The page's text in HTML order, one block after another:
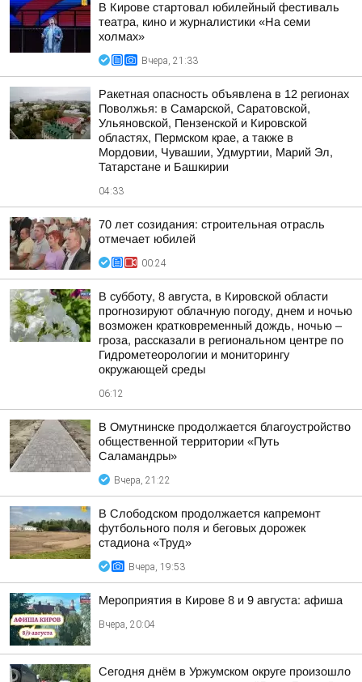
В Кирове стартовал юбилейный фестиваль
театра, кино и журналистики «На семи
холмах»
Вчера, 21:33
Ракетная опасность объявлена в 12 регионах
Поволжья: в Самарской, Саратовской,
Ульяновской, Пензенской и Кировской
областях, Пермском крае, а также в
Мордовии, Чувашии, Удмуртии, Марий Эл,
Татарстане и Башкирии
04:33
70 лет созидания: строительная отрасль
отмечает юбилей
00:24
В субботу, 8 августа, в Кировской области
прогнозируют облачную погоду, днем и ночью
возможен кратковременный дождь, ночью –
гроза, рассказали в региональном центре по
Гидрометеорологии и мониторингу
окружающей среды
06:12
В Омутнинске продолжается благоустройство
общественной территории «Путь
Саламандры»
Вчера, 21:22
В Слободском продолжается капремонт
футбольного поля и беговых дорожек
стадиона «Труд»
Вчера, 19:53
Мероприятия в Кирове 8 и 9 августа: афиша
Вчера, 20:04
Сегодня днём в Уржумском округе произошло